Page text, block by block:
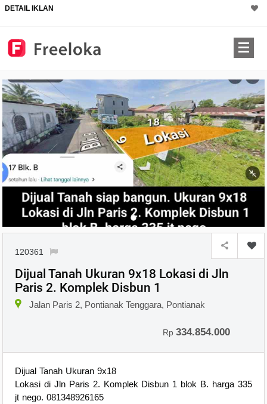
DETAIL IKLAN
120361
Dijual Tanah Ukuran 9x18 Lokasi di Jln
Paris 2. Komplek Disbun 1
Jalan Paris 2, Pontianak Tenggara, Pontianak
Rp334.854.000
Dijual Tanah Ukuran 9x18
Lokasi di Jln Paris 2. Komplek Disbun 1 blok B. harga 335
jt nego. 081348926165